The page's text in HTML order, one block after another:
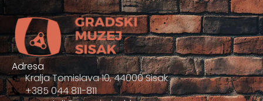
Adresa
Kralja Tomislava 10, 44000 Sisak
+385 044 811-811